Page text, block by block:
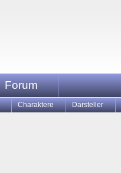
Forum
Charaktere Darsteller